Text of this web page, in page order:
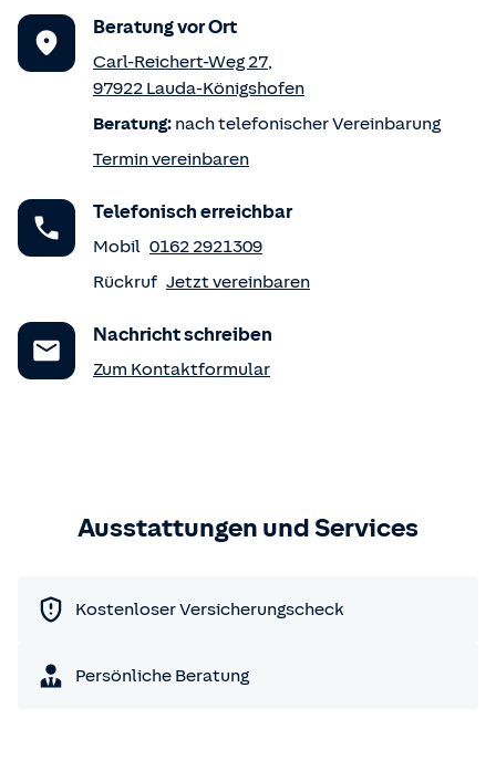
Beratung vor Ort
Carl-Reichert-Weg 27,
97922 Lauda-Königshofen
Beratung: nach telefonischer Vereinbarung
Termin vereinbaren
Telefonisch erreichbar
Mobil 0162 2921309
Rückruf Jetzt vereinbaren
Nachricht schreiben
Zum Kontaktformular
Ausstattungen und Services
Kostenloser Versicherungscheck
Persönliche Beratung